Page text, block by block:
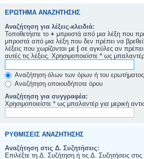
ΕΡΏΤΗΜΑ ΑΝΑΖΉΤΗΣΗΣ
Αναζήτηση για λέξεις-κλειδιά:
Τοποθετήστε το + μπροστά από μια λέξη που
μπροστά από μια λέξη που δεν πρέπει να
λέξεις που χωρίζονται με | σε αγκύλες αν
αυτές τις λέξεις. Χρησιμοποιείστε * ως μπαλαντέρ
Αναζήτηση όλων των όρων ή του
Αναζήτηση οποιουδήποτε όρου
Αναζήτηση για συγγραφέα:
Χρησιμοποιείστε * ως μπαλαντέρ για μερική
ΡΥΘΜΊΣΕΙΣ ΑΝΑΖΉΤΗΣΗΣ
Αναζήτηση στις Δ. Συζητήσεις:
Επιλέξτε τη Δ. Συζήτηση ή τις Δ. Συζητήσεις